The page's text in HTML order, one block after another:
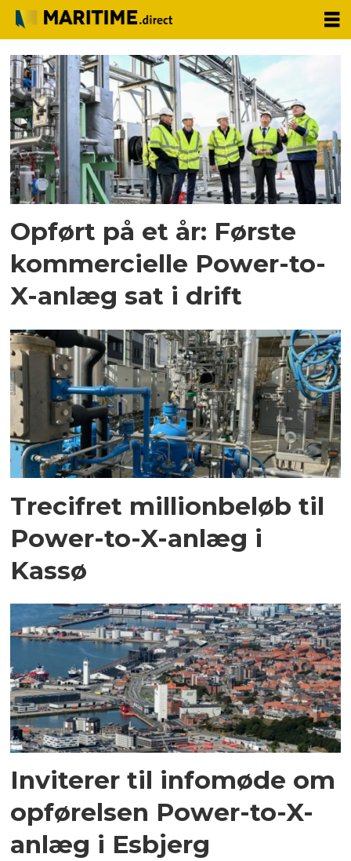
Tag:
power-
to-
x-
anlæg
Opført på et år: Første
kommercielle Power-to-
X-anlæg sat i drift
Trecifret millionbeløb til
Power-to-X-anlæg i
Kassø
Inviterer til infomøde om
opførelsen Power-to-X-
anlæg i Esbjerg